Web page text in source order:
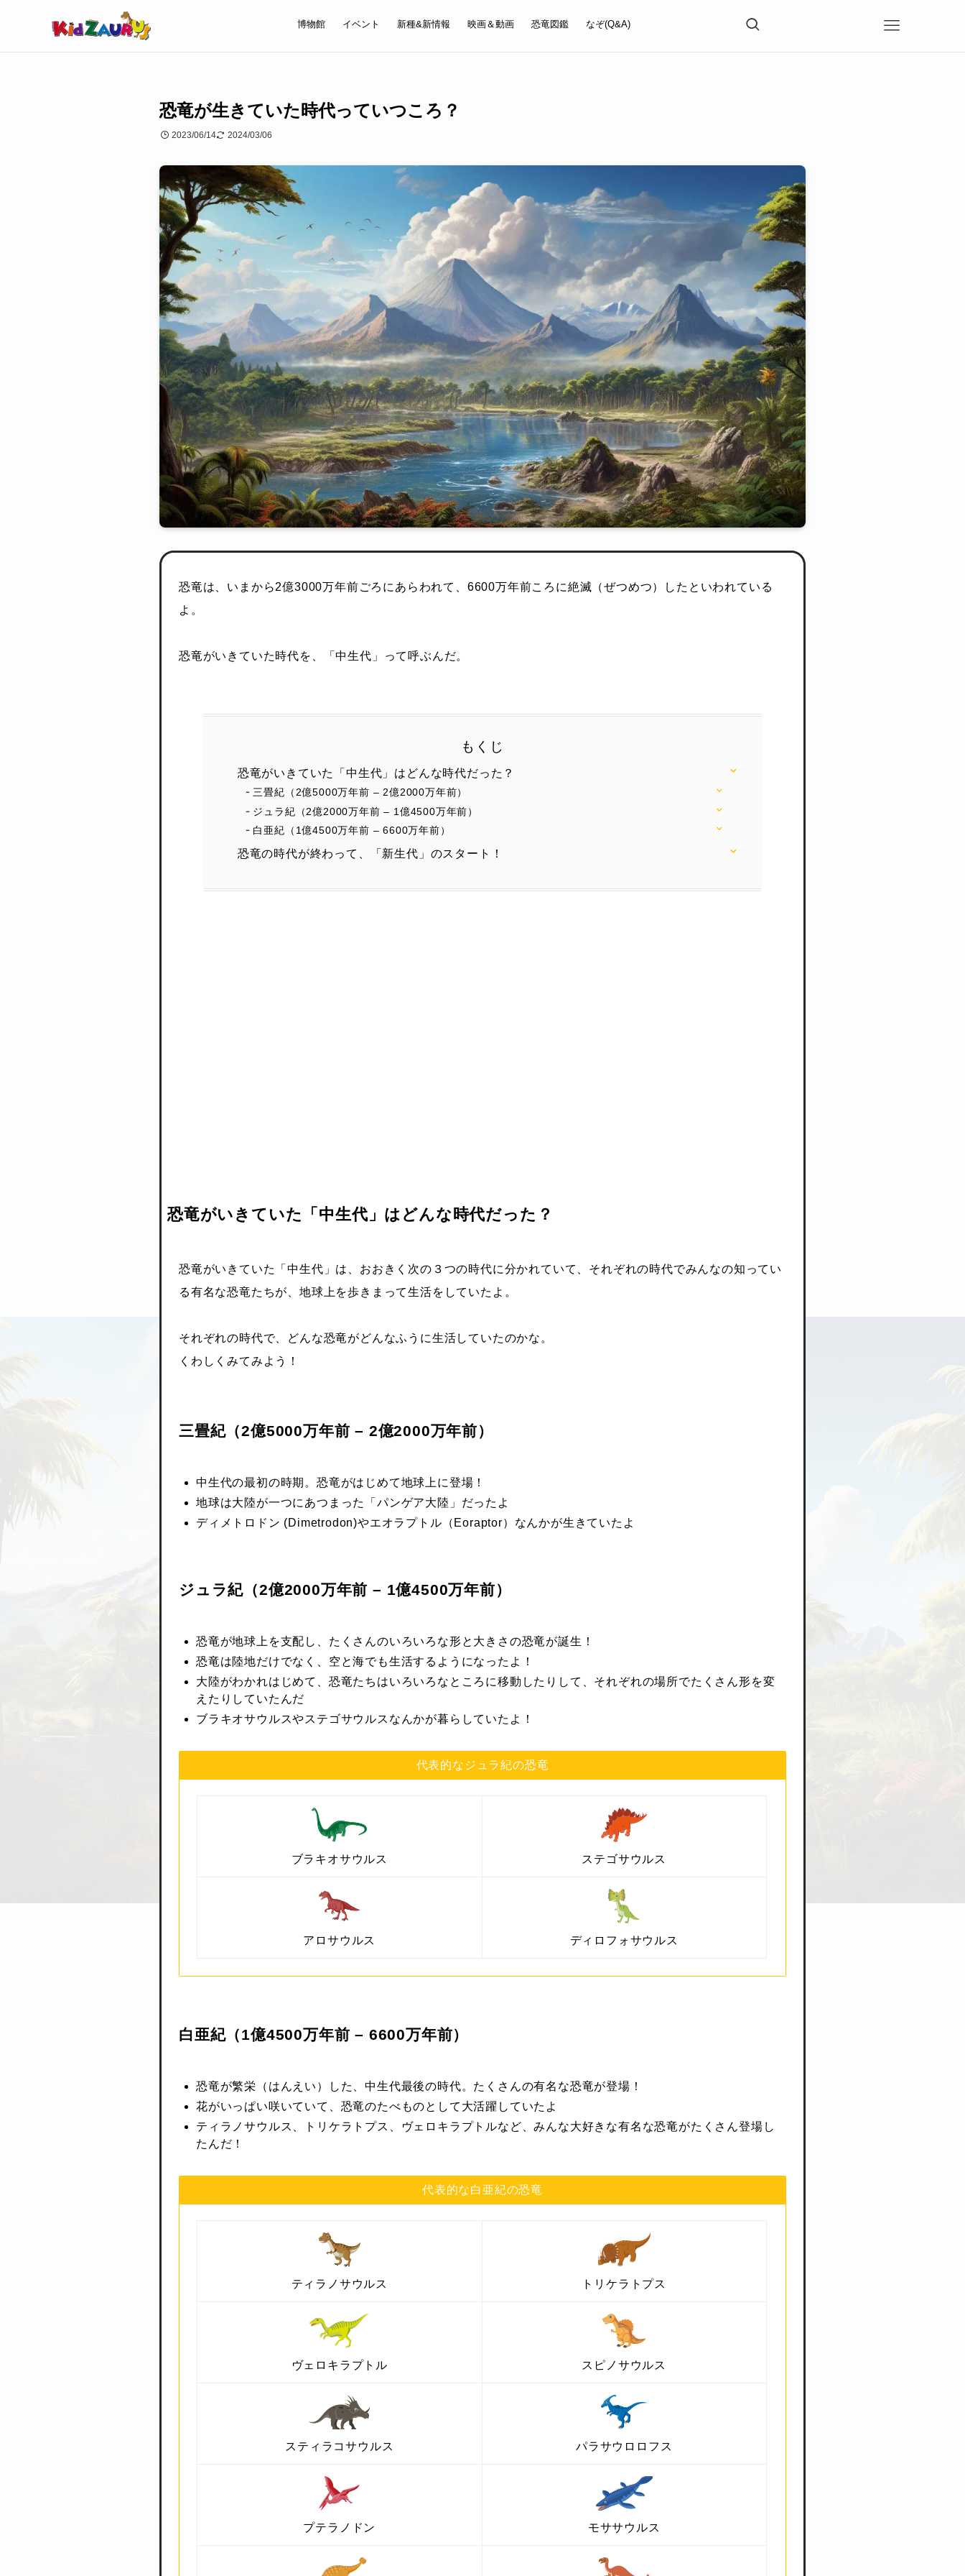
博物館 イベント 新種&新情報 映画＆動画 恐竜図鑑 なぞ(Q&A)
恐竜が生きていた時代っていつころ？
2023/06/14 2024/03/06
恐竜は、いまから2億3000万年前ごろにあらわれて、6600万年前ころに絶滅（ぜつめつ）したといわれている
よ。
恐竜がいきていた時代を、「中生代」って呼ぶんだ。
もくじ
恐竜がいきていた「中生代」はどんな時代だった？
三畳紀（2億5000万年前 – 2億2000万年前）
ジュラ紀（2億2000万年前 – 1億4500万年前）
白亜紀（1億4500万年前 – 6600万年前）
恐竜の時代が終わって、「新生代」のスタート！
恐竜がいきていた「中生代」はどんな時代だった？
恐竜がいきていた「中生代」は、おおきく次の３つの時代に分かれていて、それぞれの時代でみんなの知ってい
る有名な恐竜たちが、地球上を歩きまって生活をしていたよ。
それぞれの時代で、どんな恐竜がどんなふうに生活していたのかな。
くわしくみてみよう！
三畳紀（2億5000万年前 – 2億2000万年前）
中生代の最初の時期。恐竜がはじめて地球上に登場！
地球は大陸が一つにあつまった「パンゲア大陸」だったよ
ディメトロドン (Dimetrodon)やエオラプトル（Eoraptor）なんかが生きていたよ
ジュラ紀（2億2000万年前 – 1億4500万年前）
恐竜が地球上を支配し、たくさんのいろいろな形と大きさの恐竜が誕生！
恐竜は陸地だけでなく、空と海でも生活するようになったよ！
大陸がわかれはじめて、恐竜たちはいろいろなところに移動したりして、それぞれの場所でたくさん形を変
えたりしていたんだ
ブラキオサウルスやステゴサウルスなんかが暮らしていたよ！
代表的なジュラ紀の恐竜
ブラキオサウルス ステゴサウルス
アロサウルス ディロフォサウルス
白亜紀（1億4500万年前 – 6600万年前）
恐竜が繁栄（はんえい）した、中生代最後の時代。たくさんの有名な恐竜が登場！
花がいっぱい咲いていて、恐竜のたべものとして大活躍していたよ
ティラノサウルス、トリケラトプス、ヴェロキラプトルなど、みんな大好きな有名な恐竜がたくさん登場し
たんだ！
代表的な白亜紀の恐竜
ティラノサウルス トリケラトプス
ヴェロキラプトル スピノサウルス
スティラコサウルス パラサウロロフス
プテラノドン モササウルス